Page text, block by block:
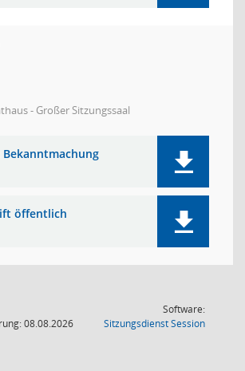
- Großer Sitzungssaal
öffentlich
08.08.2026
Software:
SitzungsdienstSession(Wird in